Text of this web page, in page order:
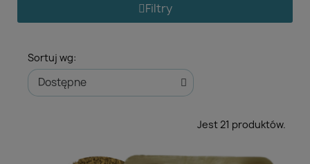
Przyprawy
Nasiona, łupiny, orzechy, produkty pszczele, suszone
Zioła dla rozruszania — podagrycznik, boswellia,
Filtry
Sortuj wg:
Jest 21 produktów.